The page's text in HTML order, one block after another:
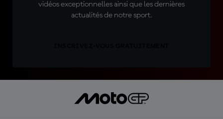
vidéos exceptionnelles ainsi que les dernières
actualités de notre sport.